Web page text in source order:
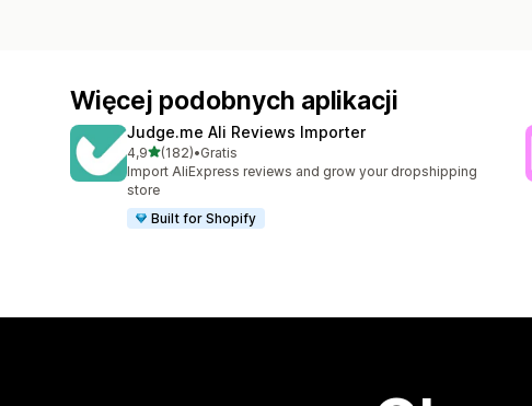
Więcej podobnych aplikacji
Judge.me Ali Reviews Importer
4,9na 5 gwiazdek
(182)
Łączna liczba recenzji: 182
•Gratis
Import AliExpress reviews and grow your dropshipping
store
Built for Shopify